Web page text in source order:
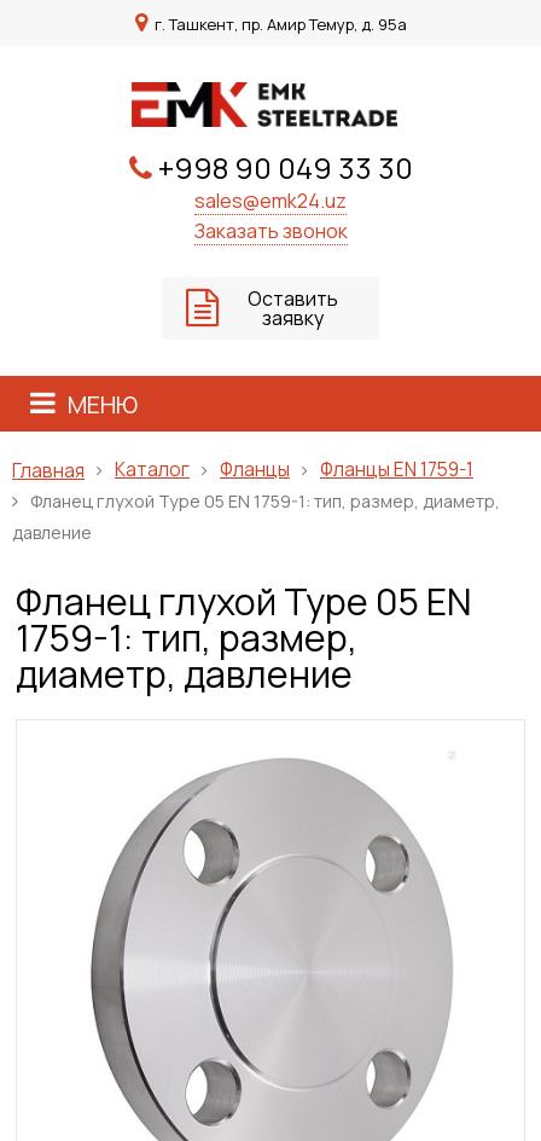
г. Ташкент, пр. Амир Темур, д. 95а
+998 90 049 33 30
sales@emk24.uz
Заказать звонок
Оставить
заявку
МЕНЮ
Главная Каталог Фланцы Фланцы EN 1759-1
Фланец глухой Type 05 EN 1759-1: тип, размер, диаметр,
давление
Фланец глухой Type 05 EN
1759-1: тип, размер,
диаметр, давление